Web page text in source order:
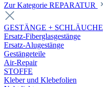
Zur Kategorie REPARATUR
GESTÄNGE + SCHLÄUCHE
Ersatz-Fiberglasgestänge
Ersatz-Alugestänge
Gestängeteile
Air-Repair
STOFFE
Kleber und Klebefolien